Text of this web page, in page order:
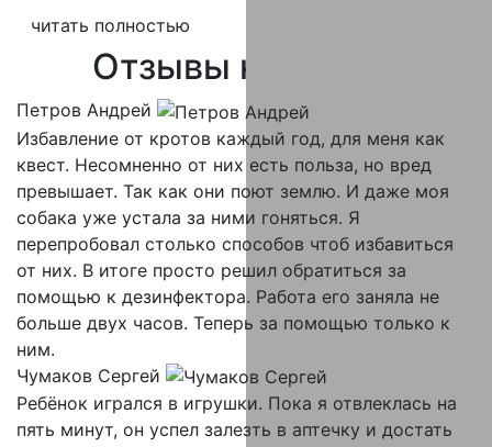
читать полностью
Отзывы клиентов
Петров Андрей
Избавление от кротов каждый год, для меня как
квест. Несомненно от них есть польза, но вред
превышает. Так как они поют землю. И даже моя
собака уже устала за ними гоняться. Я
перепробовал столько способов чтоб избавиться
от них. В итоге просто решил обратиться за
помощью к дезинфектора. Работа его заняла не
больше двух часов. Теперь за помощью только к
ним.
Чумаков Сергей
Ребёнок игрался в игрушки. Пока я отвлеклась на
пять минут, он успел залезть в аптечку и достать